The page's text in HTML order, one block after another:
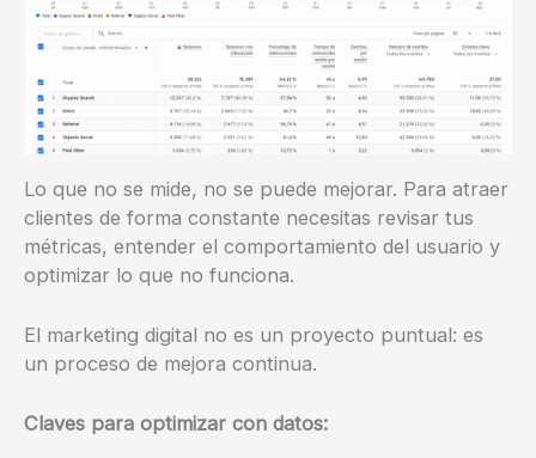
Lo que no se mide, no se puede mejorar. Para atraer
clientes de forma constante necesitas revisar tus
métricas, entender el comportamiento del usuario y
optimizar lo que no funciona.
El marketing digital no es un proyecto puntual: es
un proceso de mejora continua.
Claves para optimizar con datos: